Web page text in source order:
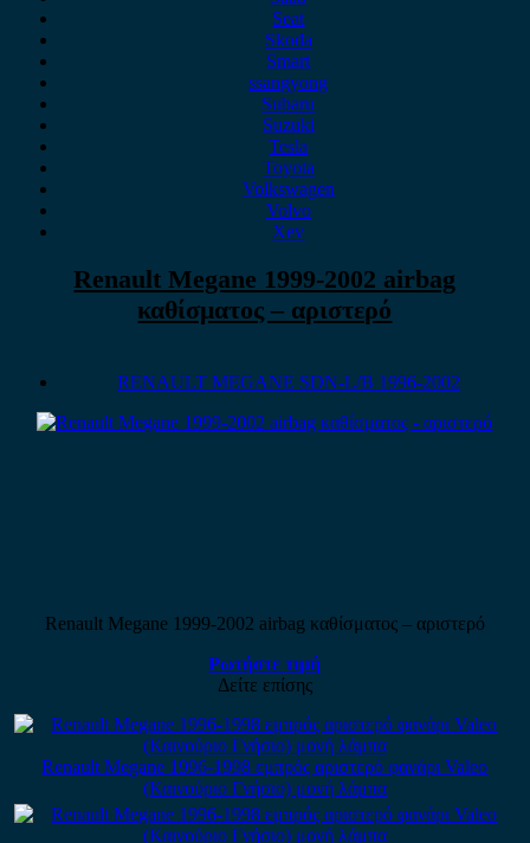
Seat
Skoda
Smart
ssangyong
Subaru
Suzuki
Tesla
Toyota
Volkswagen
Volvo
Xev
Renault Megane 1999-2002 airbag
καθίσματος – αριστερό
RENAULT MEGANE SDN-L/B 1996-2002
Renault Megane 1999-2002 airbag καθίσματος – αριστερό
Ρωτήστε τιμή
Δείτε επίσης
Renault Megane 1996-1998 εμπρός αριστερό φανάρι Valeo
(Καινούριο Γνήσιο) μονή λάμπα